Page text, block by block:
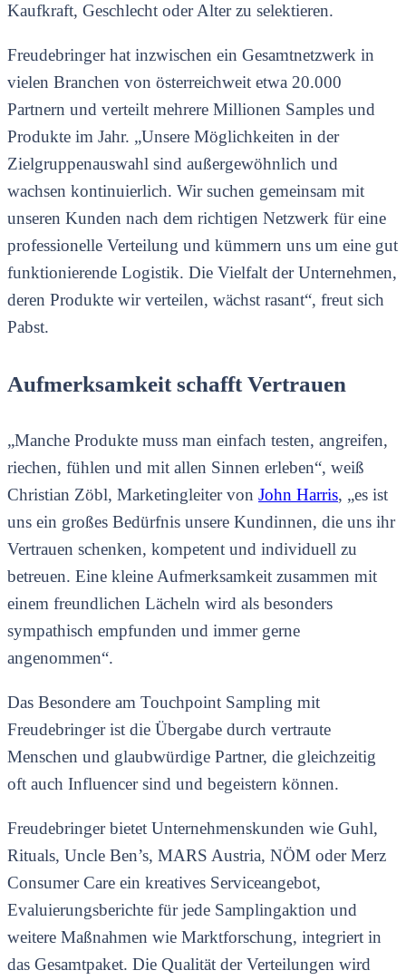
Kaufkraft, Geschlecht oder Alter zu selektieren.
Freudebringer hat inzwischen ein Gesamtnetzwerk in
vielen Branchen von österreichweit etwa 20.000
Partnern und verteilt mehrere Millionen Samples und
Produkte im Jahr. „Unsere Möglichkeiten in der
Zielgruppenauswahl sind außergewöhnlich und
wachsen kontinuierlich. Wir suchen gemeinsam mit
unseren Kunden nach dem richtigen Netzwerk für eine
professionelle Verteilung und kümmern uns um eine gut
funktionierende Logistik. Die Vielfalt der Unternehmen,
deren Produkte wir verteilen, wächst rasant“, freut sich
Pabst.
Aufmerksamkeit schafft Vertrauen
„Manche Produkte muss man einfach testen, angreifen,
riechen, fühlen und mit allen Sinnen erleben“, weiß
Christian Zöbl, Marketingleiter von John Harris, „es ist
uns ein großes Bedürfnis unsere Kundinnen, die uns ihr
Vertrauen schenken, kompetent und individuell zu
betreuen. Eine kleine Aufmerksamkeit zusammen mit
einem freundlichen Lächeln wird als besonders
sympathisch empfunden und immer gerne
angenommen“.
Das Besondere am Touchpoint Sampling mit
Freudebringer ist die Übergabe durch vertraute
Menschen und glaubwürdige Partner, die gleichzeitig
oft auch Influencer sind und begeistern können.
Freudebringer bietet Unternehmenskunden wie Guhl,
Rituals, Uncle Ben’s, MARS Austria, NÖM oder Merz
Consumer Care ein kreatives Serviceangebot,
Evaluierungsberichte für jede Samplingaktion und
weitere Maßnahmen wie Marktforschung, integriert in
das Gesamtpaket. Die Qualität der Verteilungen wird